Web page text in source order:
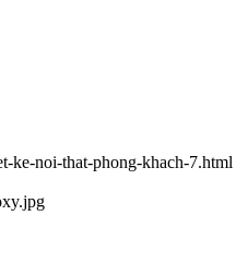
ke-noi-that-phong-khach-7.html